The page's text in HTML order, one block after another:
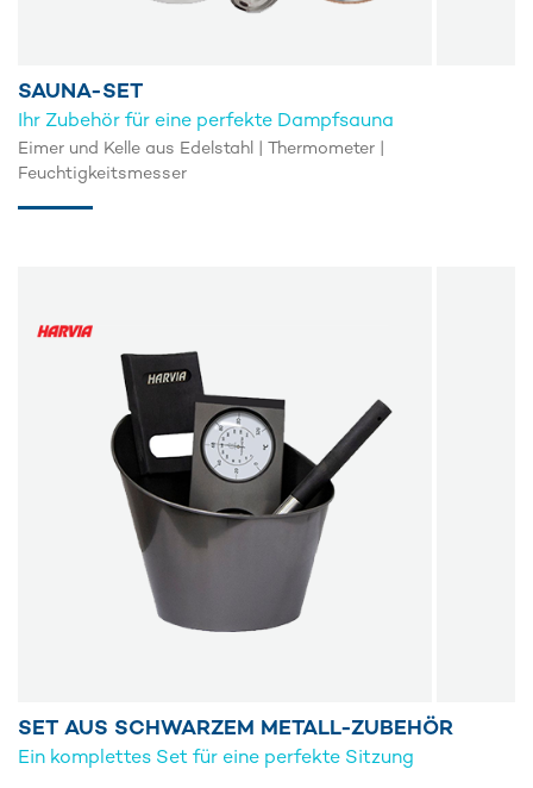
SAUNA-SET
Ihr Zubehör für eine perfekte Dampfsauna
Eimer und Kelle aus Edelstahl | Thermometer |
Feuchtigkeitsmesser
SET AUS SCHWARZEM METALL-ZUBEHÖR
Ein komplettes Set für eine perfekte Sitzung